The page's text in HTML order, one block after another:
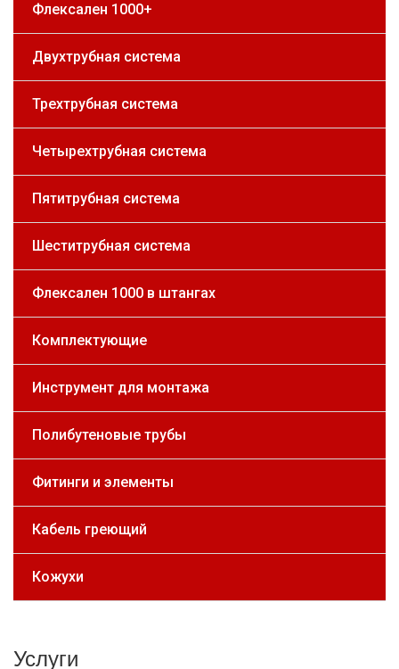
Флексален 1000+
Двухтрубная система
Трехтрубная система
Четырехтрубная система
Пятитрубная система
Шеститрубная система
Флексален 1000 в штангах
Комплектующие
Инструмент для монтажа
Полибутеновые трубы
Фитинги и элементы
Кабель греющий
Кожухи
Услуги